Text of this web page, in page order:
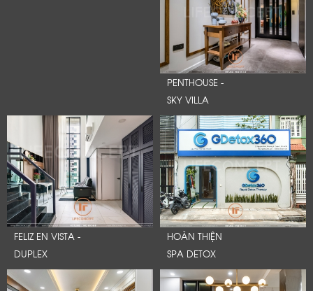
PENTHOUSE -
SKY VILLA
FELIZ EN VISTA -
DUPLEX
HOÀN THIỆN
SPA DETOX